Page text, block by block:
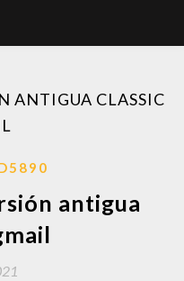
ANTIGUA CLASSIC
antigua